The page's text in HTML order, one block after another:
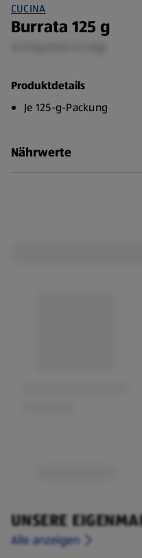
CUCINA
Burrata 125 g
Produktdetails
Je 125-g-Packung
Nährwerte
UNSERE
Alle anzeigen